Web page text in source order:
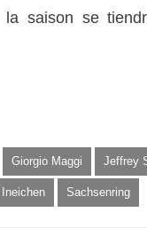
la saison se
Giorgio Maggi Jeffrey
Ineichen Sachsenring